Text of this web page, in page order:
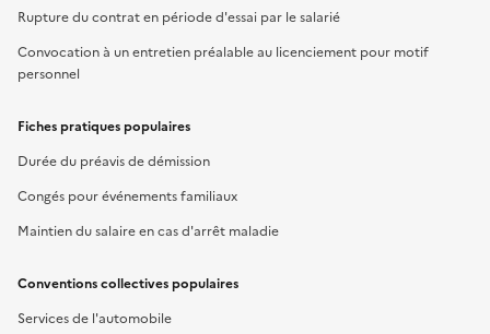
Rupture du contrat en période d'essai par le salarié
Convocation à un entretien préalable au licenciement pour motif
personnel
Fiches pratiques populaires
Durée du préavis de démission
Congés pour événements familiaux
Maintien du salaire en cas d'arrêt maladie
Conventions collectives populaires
Services de l'automobile